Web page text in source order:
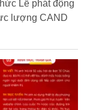
Lễ phát động
lượng CAND